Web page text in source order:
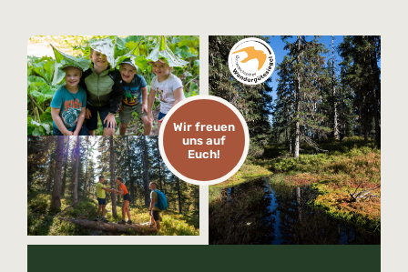
Wir freuen
uns auf
Euch!